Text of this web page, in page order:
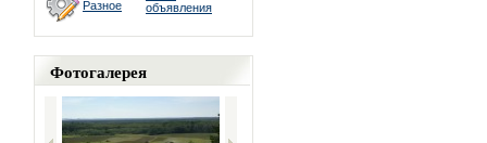
Разное
объявления
Фотогалерея